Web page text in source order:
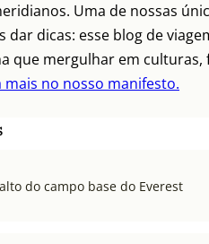
Uma de nossas
dar dicas: esse blog de
que mergulhar em culturas,
mais no nosso manifesto.
do campo base do Everest